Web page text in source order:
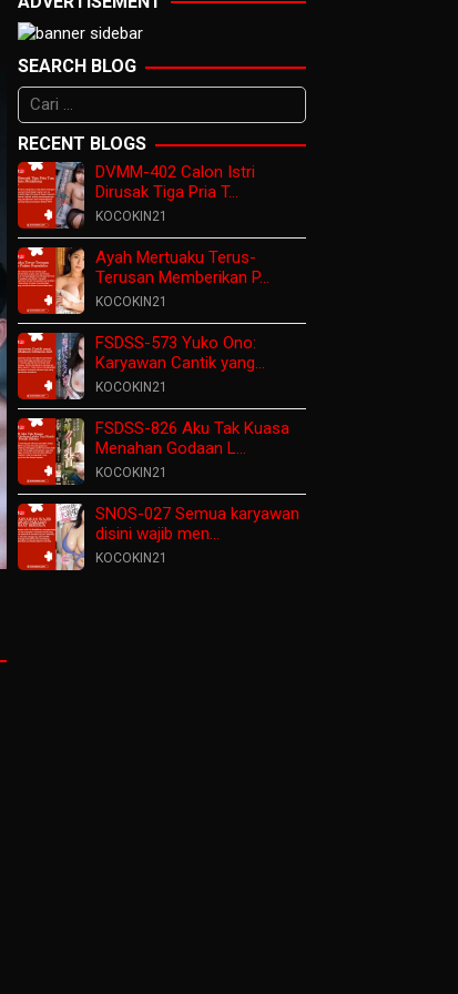
SEARCH BLOG
Cari
untuk:
RECENT BLOGS
DVMM-402 Calon Istri
Dirusak Tiga Pria T…
KOCOKIN21
Ayah Mertuaku Terus-
Terusan Memberikan P…
KOCOKIN21
FSDSS-573 Yuko Ono:
Karyawan Cantik yang…
KOCOKIN21
FSDSS-826 Aku Tak Kuasa
Menahan Godaan L…
KOCOKIN21
SNOS-027 Semua karyawan
disini wajib men…
KOCOKIN21